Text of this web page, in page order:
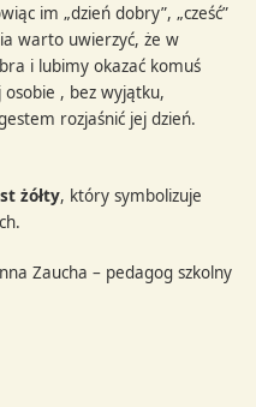
im „dzień dobry”, „cześć”
warto uwierzyć, że w
i lubimy okazać komuś
osobie , bez wyjątku,
rozjaśnić jej dzień.
żółty, który symbolizuje
Zaucha – pedagog szkolny